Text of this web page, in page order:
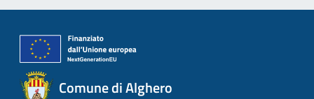
Comune di Alghero